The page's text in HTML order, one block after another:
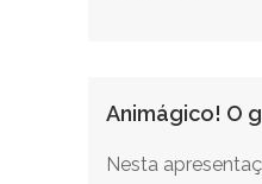
Animágico! O
Nesta